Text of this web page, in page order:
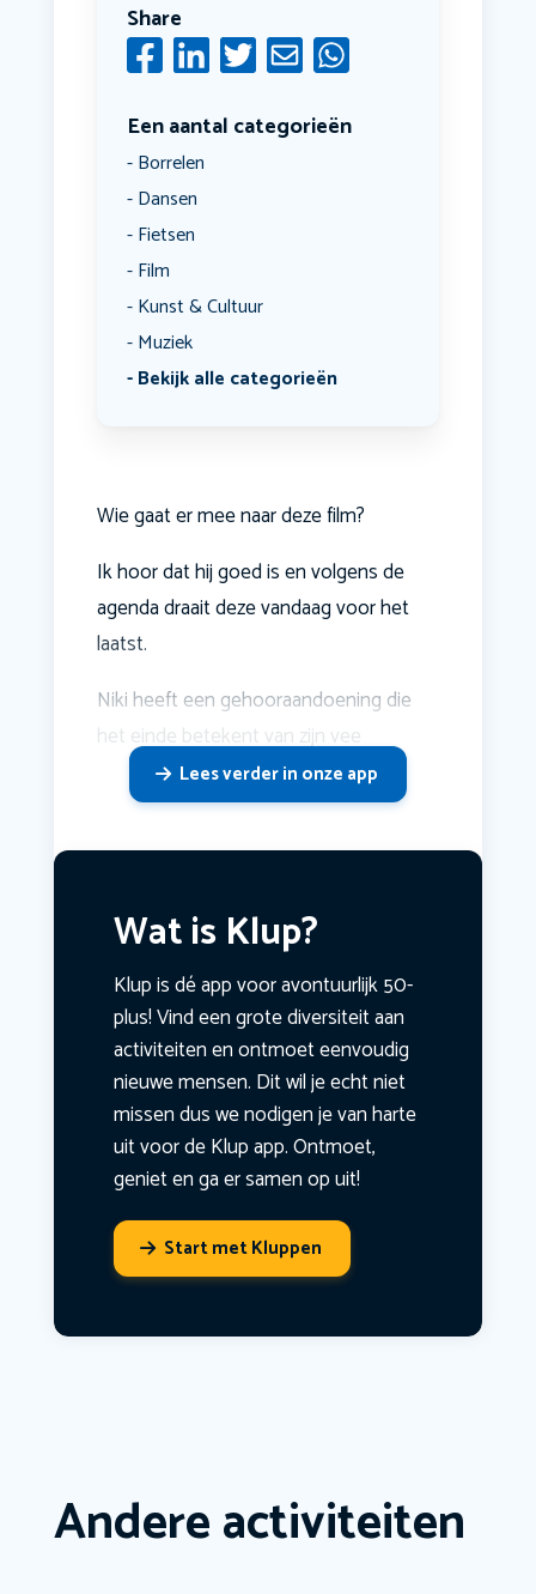
Share
Een aantal categorieën
Borrelen
Dansen
Fietsen
Film
Kunst & Cultuur
Muziek
Bekijk alle categorieën
Wie gaat er mee naar deze film?
Ik hoor dat hij goed is en volgens de
agenda draait deze vandaag voor het
laatst.
Niki heeft een gehooraandoening die
het einde betekent van zijn vee
Lees verder in onze app
Wat is Klup?
Klup is dé app voor avontuurlijk 50-
plus! Vind een grote diversiteit aan
activiteiten en ontmoet eenvoudig
nieuwe mensen. Dit wil je echt niet
missen dus we nodigen je van harte
uit voor de Klup app. Ontmoet,
geniet en ga er samen op uit!
Start met Kluppen
Andere activiteiten